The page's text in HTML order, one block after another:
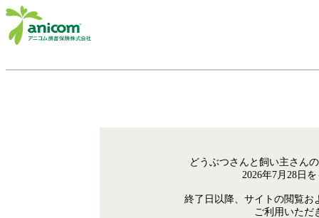
どうぶつさんと飼い主さん
2026年7月28日
終了日以降、サイトの閲覧お
ご利用いただ